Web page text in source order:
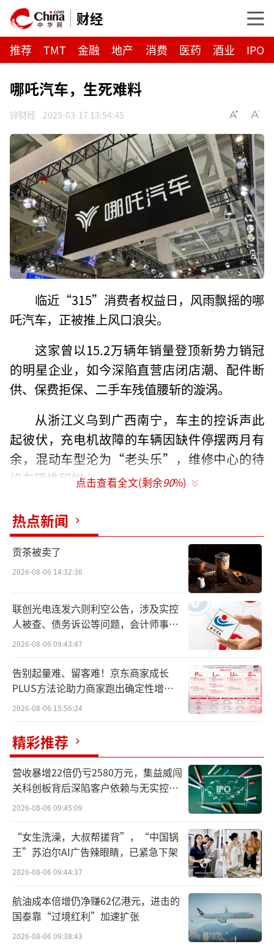
财经
推荐 TMT 金融 地产 消费 医药 酒业 IPO
哪吒汽车，生死难料
锌财经 2025-03-17 13:54:45
临近“315”消费者权益日，风雨飘摇的哪
吒汽车，正被推上风口浪尖。
这家曾以15.2万辆年销量登顶新势力销冠
的明星企业，如今深陷直营店闭店潮、配件断
供、保费拒保、二手车残值腰斩的漩涡。
从浙江义乌到广西南宁，车主的控诉声此
起彼伏，充电机故障的车辆因缺件停摆两月有
余，混动车型沦为“老头乐”，维修中心的待
修车辆堆积如山。
从用户端蔓延至企业命脉。
据悉，哪吒汽车母公司股权遭冻结超11亿
元，创始人被限制高消费，拖欠供应商款项超6
0亿元，桐乡、南宁等三大工厂全面停摆。
当中国新能源汽车市场渗透率突破40%、
行业加速洗牌之际，哪吒汽车的困境不仅是个
体企业的生死劫，更成为新势力野蛮生长模式
的残酷注脚。
这家曾融资228亿元的“黑马”，能否借海
外市场的微光重获新生？抑或成为“威马第
二”？
直营店闭店潮与服务生态瓦解
哪吒汽车的危机，正以摧枯拉朽之势瓦解
用户信任体系。
据都市快报等多家媒体报道，多位哪吒车
陷入“修车难”困境，甚至导致高价购置的车
辆沦为“摆设”。
点击查看全文(剩余90%)
热点新闻
贡茶被卖了
2026-08-06 14:32:36
联创光电连发六则利空公告，涉及实控
人被查、债务诉讼等问题，会计师事务
所曾出具“保留意见”
2026-08-06 09:43:47
告别起量难、留客难！京东商家成长
PLUS方法论助力商家跑出确定性增长
路径
2026-08-06 15:56:24
精彩推荐
营收暴增22倍仍亏2580万元，集益威闯
关科创板背后深陷客户依赖与无实控人
困局
2026-08-06 09:45:09
“女生洗澡，大叔帮搓背”，“中国锅
王”苏泊尔AI广告辣眼睛，已紧急下架
2026-08-06 09:44:37
航油成本倍增仍净赚62亿港元，进击的
国泰靠“过境红利”加速扩张
2026-08-06 09:38:43